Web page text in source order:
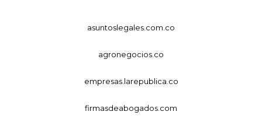
asuntoslegales.com.co
agronegocios.co
empresas.larepublica.co
firmasdeabogados.com